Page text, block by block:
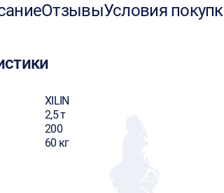
ОтзывыУсловия
XILIN
2,5 т
200
60 кг